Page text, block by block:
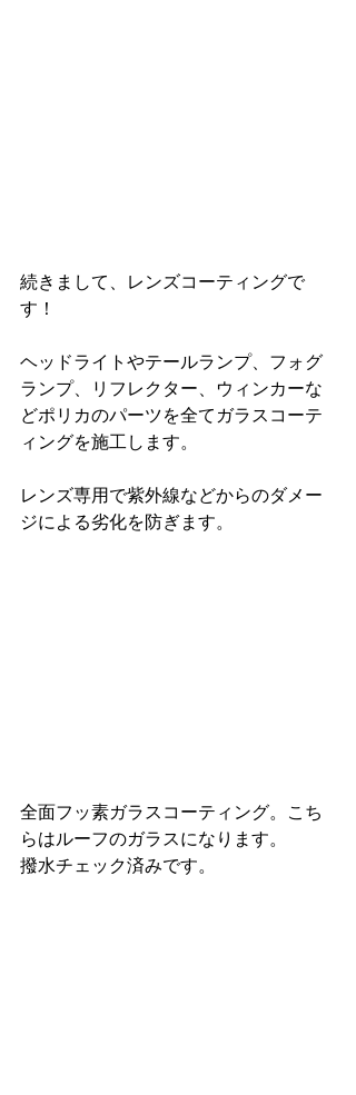
続きまして、レンズコーティングで
す！
ヘッドライトやテールランプ、フォグ
ランプ、リフレクター、ウィンカーな
どポリカのパーツを全てガラスコーテ
ィングを施工します。
レンズ専用で紫外線などからのダメー
ジによる劣化を防ぎます。
全面フッ素ガラスコーティング。こち
らはルーフのガラスになります。
撥水チェック済みです。